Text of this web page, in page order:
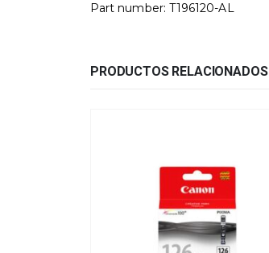
Part number: T196120-AL
PRODUCTOS RELACIONADOS